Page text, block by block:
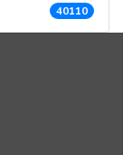
40110